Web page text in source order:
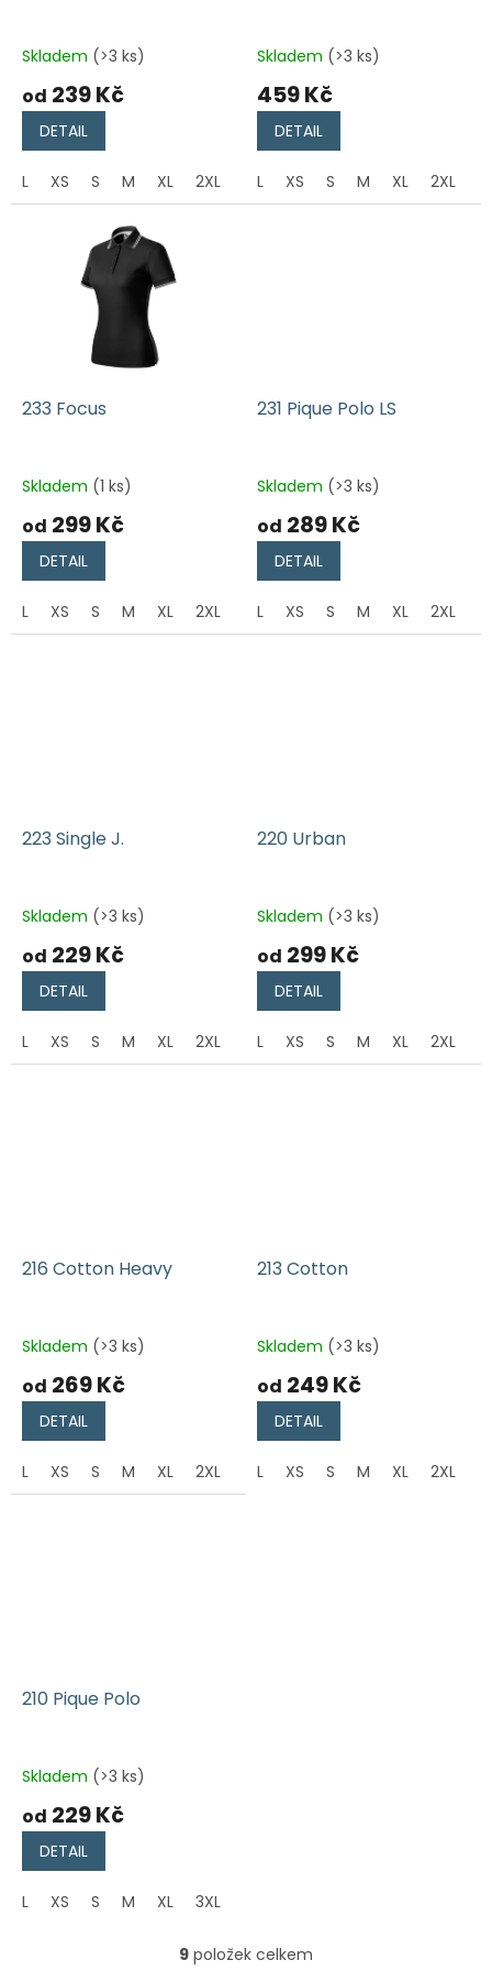
Skladem (>3 ks)
od 239 Kč
DETAIL
L XS S M XL 2XL
Skladem (>3 ks)
459 Kč
DETAIL
L XS S M XL 2XL
233 Focus
Skladem (1 ks)
od 299 Kč
DETAIL
L XS S M XL 2XL
231 Pique Polo LS
Skladem (>3 ks)
od 289 Kč
DETAIL
L XS S M XL 2XL
223 Single J.
Skladem (>3 ks)
od 229 Kč
DETAIL
L XS S M XL 2XL
220 Urban
Skladem (>3 ks)
od 299 Kč
DETAIL
L XS S M XL 2XL
216 Cotton Heavy
Skladem (>3 ks)
od 269 Kč
DETAIL
L XS S M XL 2XL
213 Cotton
Skladem (>3 ks)
od 249 Kč
DETAIL
L XS S M XL 2XL
210 Pique Polo
Skladem (>3 ks)
od 229 Kč
DETAIL
L XS S M XL 3XL
O
9 položek celkem